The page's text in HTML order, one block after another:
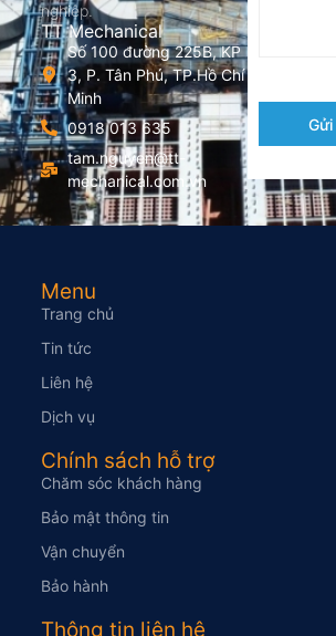
nghiệp.
TT Mechanical
Số 100 đường 225B, KP
3, P. Tân Phú, TP.Hồ Chí
Minh
0918 013 635
tam.nguyen@tt-
mechanical.com.vn
Menu
Trang chủ
Tin tức
Liên hệ
Dịch vụ
Chính sách hỗ trợ
Chăm sóc khách hàng
Bảo mật thông tin
Vận chuyển
Bảo hành
Thông tin liên hệ